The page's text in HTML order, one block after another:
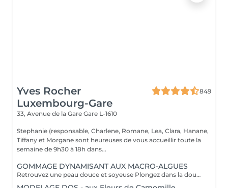
Yves Rocher
Luxembourg-Gare
849
33, Avenue de la Gare Gare L-1610
Stephanie (responsable, Charlene, Romane, Lea, Clara, Hanane,
Tiffany et Morgane sont heureuses de vous accueillir toute la
semaine de 9h30 à 18h dans...
GOMMAGE DYNAMISANT AUX MACRO-ALGUES
Retrouvez une peau douce et soyeuse Plongez dans la douceur tropicale dIndonésie à travers les notes épicées des huiles essentielles de Girofle et de Muscade. Ce gommage aux effluves chauds et naturels vous transporte tout en exfoliant délicatement votre peau : elle est douce, lumineuse et satinée.